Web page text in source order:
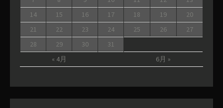
« 4月 6月 »
14
15 16 17 18 19
20
21
22 23 24 25 26
27
28
29 30 31